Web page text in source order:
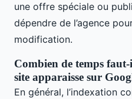
une offre spéciale ou
dépendre de l’agence
modification.
Combien de temps
site apparaisse sur
En général, l’indexation